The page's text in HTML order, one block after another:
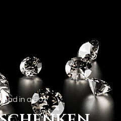
in a Box